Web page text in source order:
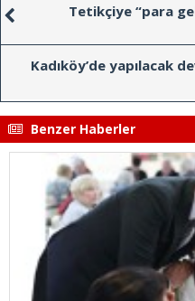
Tetikçiye “para
Kadıköy’de yapılacak
Benzer Haberler